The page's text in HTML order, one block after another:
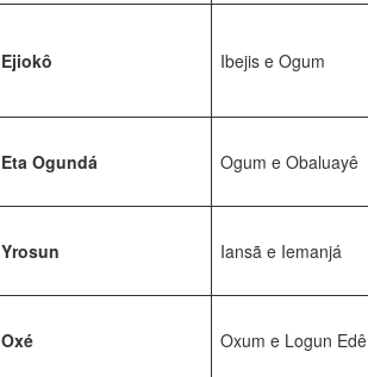
Ejiokô Ibejis e Ogum
Eta Ogundá Ogum e Obaluayê
Yrosun Iansã e Iemanjá
Oxé Oxum e Logun Edê